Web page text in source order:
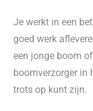
Je werkt in een
goed werk
een jonge boom
boomverzorger in
trots op kunt zijn.